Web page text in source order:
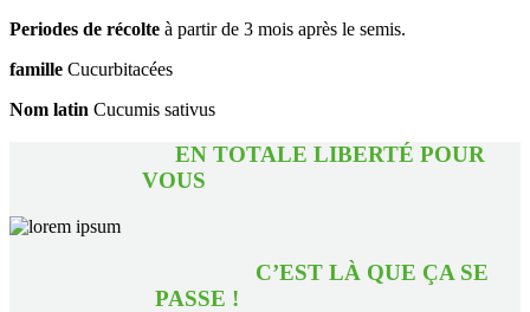
Periodes de récolte à partir de 3 mois après le semis.
famille Cucurbitacées
Nom latin Cucumis sativus
EN TOTALE LIBERTÉ POUR
VOUS
C’EST LÀ QUE ÇA SE
PASSE !